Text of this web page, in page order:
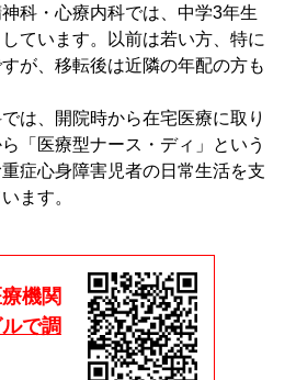
科・心療内科では、中学3年生
ています。以前は若い方、特に
が、移転後は近隣の年配の方も
は、開院時から在宅医療に取り
「医療型ナース・ディ」という
症心身障害児者の日常生活を支
ます。
機関
で調